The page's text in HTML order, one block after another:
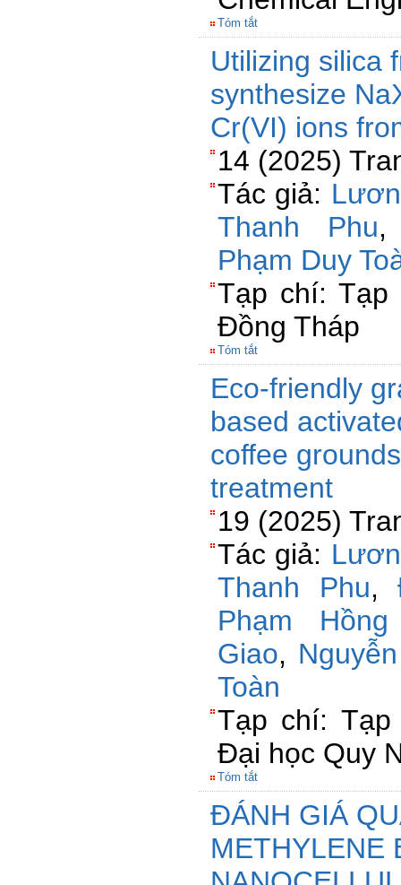
Tóm tắt
Utilizing silica
synthesize
Cr(VI) ions
14 (2025)
Tác giả:
Thanh Phu
Phạm Duy
Tạp chí:
Đồng Tháp
Tóm tắt
Eco-friendly
based
coffee
treatment
19 (2025)
Tác giả:
Thanh Phu,
Phạm
Giao,
Toàn
Tạp chí:
Đại học Quy
Tóm tắt
ĐÁNH GIÁ
METHYLENE